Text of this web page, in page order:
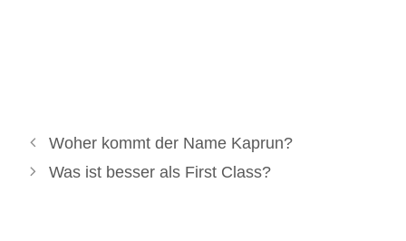
Woher kommt der Name Kaprun?
Was ist besser als First Class?